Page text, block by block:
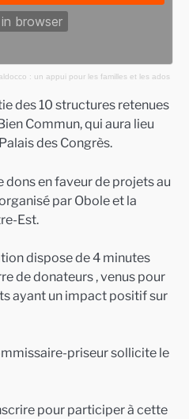
: un appui pour les familles et les ados
des 10 structures retenues
Commun, qui aura lieu
des Congrès.
dons en faveur de projets au
par Obole et la
Est.
dispose de 4 minutes
de donateurs , venus pour
ayant un impact positif sur
priseur sollicite le
pour participer à cette